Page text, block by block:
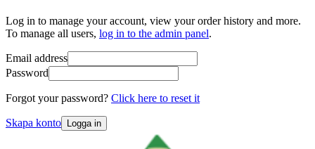
Log in to manage your account, view your order history and more.
To manage all users, log in to the admin panel.
Email address
Password
Forgot your password? Click here to reset it
Skapa konto Logga in